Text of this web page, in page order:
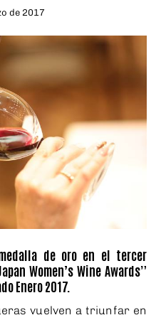
de 2017
de oro en el tercer
Women’s Wine Awards”
Enero 2017.
vuelven a triunfar en